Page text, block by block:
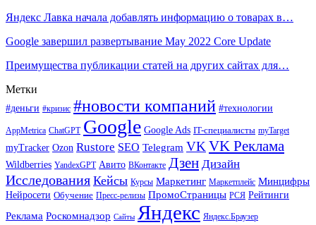
Яндекс Лавка начала добавлять информацию о товарах в…
Google завершил развертывание May 2022 Core Update
Преимущества публикации статей на других сайтах для…
Метки
#деньги #кризис #новости компаний #технологии
AppMetrica ChatGPT Google Google Ads IT-специалисты myTarget
myTracker Ozon Rustore SEO Telegram VK VK Реклама
Wildberries YandexGPT Авито ВКонтакте Дзен Дизайн
Исследования Кейсы Курсы Маркетинг Маркетплейс Минцифры
Нейросети Обучение Пресс-релизы ПромоСтраницы РСЯ Рейтинги
Реклама Роскомнадзор Сайты Яндекс Яндекс.Браузер